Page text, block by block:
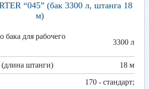
“045” (бак 3300 л, штанга 18
м)
бака для рабочего
3300 л
штанги) 18 м
170 - стандарт;